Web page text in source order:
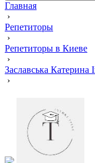
Главная
›
Репетиторы
›
Репетиторы в Киеве
›
Заславська Катерина
›